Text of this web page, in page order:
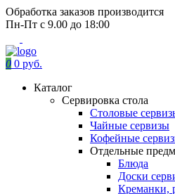
Обработка заказов производится
Пн-Пт с 9.00 до 18:00
0 0 руб.
Каталог
Сервировка стола
Столовые
Чайные сервизы
Кофейные
Отдельные
Блюда
Доски
Креманки,